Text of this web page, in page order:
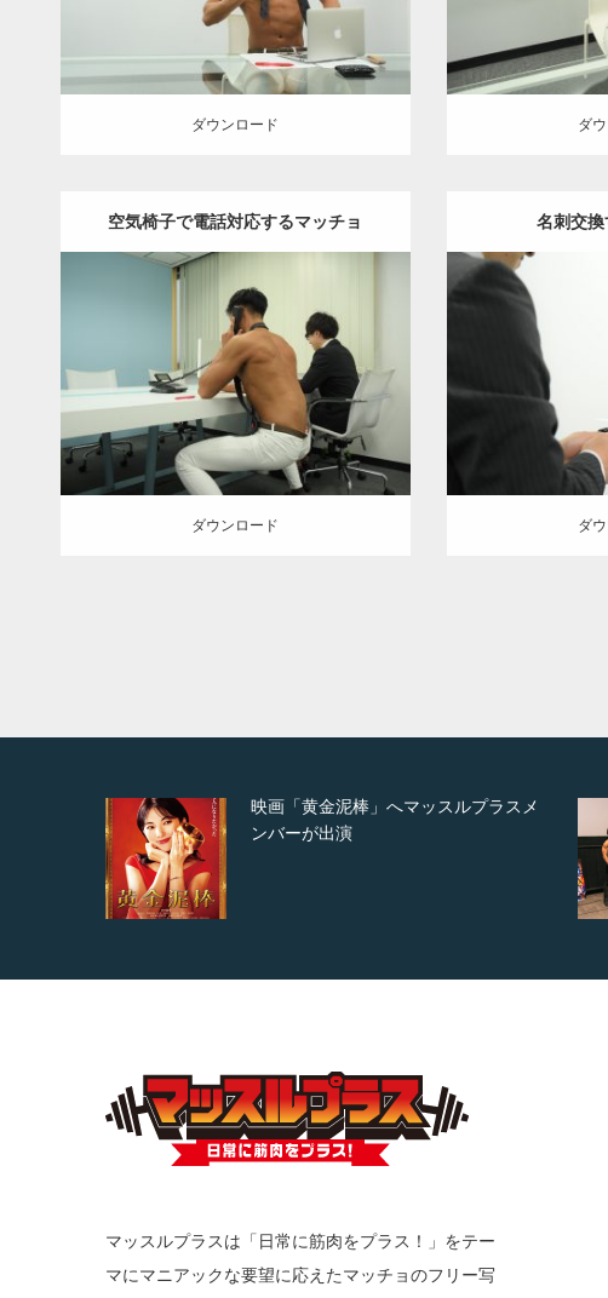
ダウンロード ダ
空気椅子で電話対応するマッチョ
Update:2021.07.8
オフィスのマッチョ その他
AKIHITO(細マッチョ)
背中
ダウンロード
ダウンロード
名刺交換
Category:
オフ
AKIHITO(細マ
ダウンロード
ダ
映画「黄金泥棒」へマッスルプラスメ
ンバーが出演
映
ル
マッスルプラスは「日常に筋肉をプラス！」をテー
マにマニアックな要望に応えたマッチョのフリー写